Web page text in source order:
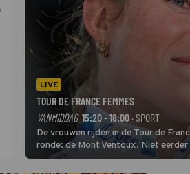
LIVE
TOUR DE FRANCE FEMMES
VANMIDDAG 15:20 - 18:00 · SPORT
De vrouwen rijden in de Tour de
ronde: de Mont Ventoux. Niet
uit de buitencategorie. De aanloop